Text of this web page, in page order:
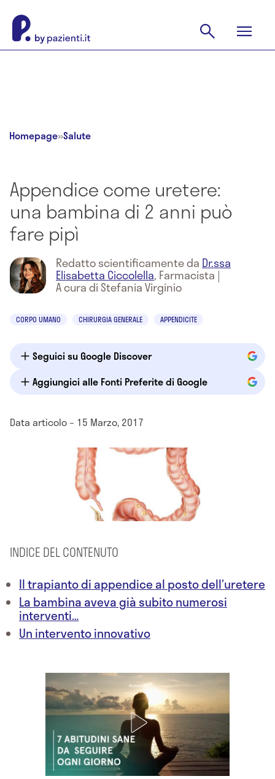
Homepage»Salute
Appendice come uretere:
una bambina di 2 anni può
fare pipì
Redatto scientificamente da Dr.ssa
Elisabetta Ciccolella, Farmacista |
A cura di Stefania Virginio
CORPO UMANO CHIRURGIA GENERALE APPENDICITE
Seguici su Google Discover
Aggiungici alle Fonti Preferite di Google
Data articolo – 15 Marzo, 2017
INDICE DEL CONTENUTO
Il trapianto di appendice al posto dell’uretere
La bambina aveva già subito numerosi
interventi…
Un intervento innovativo